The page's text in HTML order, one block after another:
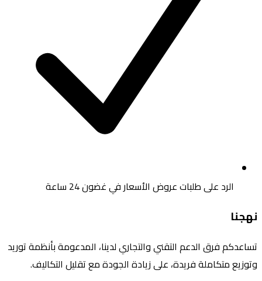
الرد على طلبات عروض الأسعار في غضون 24 ساعة
نهجنا
تساعدكم فرق الدعم التقني والتجاري لدينا، المدعومة بأنظمة توريد
وتوزيع متكاملة فريدة، على زيادة الجودة مع تقليل التكاليف.